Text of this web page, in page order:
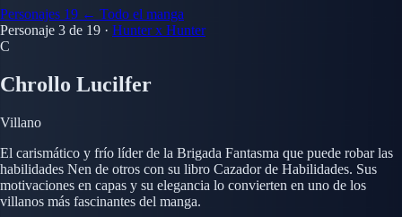
Personajes 19 ← Todo el manga
Personaje 3 de 19 · Hunter x Hunter
C
Chrollo Lucilfer
Villano
El carismático y frío líder de la Brigada Fantasma que puede robar las
habilidades Nen de otros con su libro Cazador de Habilidades. Sus
motivaciones en capas y su elegancia lo convierten en uno de los
villanos más fascinantes del manga.